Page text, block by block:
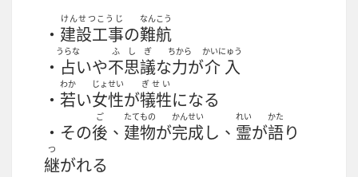
・ 建設工事
けんせつこうじ
の難航
なんこう
・ 占
うらな
いや不思議
ふしぎ
な力
ちから
が介入
かいにゅう
・ 若
わか
い女性
じょせい
が犠牲
ぎせい
になる
・その後
ご
、 建物
たてもの
が完成
かんせい
し、 霊
れい
が語
かた
り
継
つ
がれる